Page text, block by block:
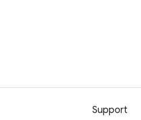
Support